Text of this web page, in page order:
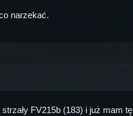
narzekać.
FV215b (183) i już mam